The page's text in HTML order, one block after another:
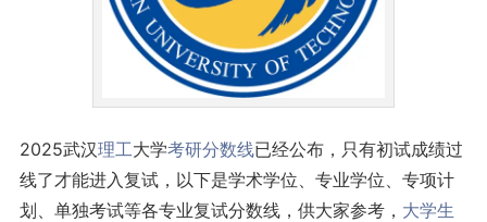
2025武汉理工大学考研分数线已经公布，只有初试成绩过
线了才能进入复试，以下是学术学位、专业学位、专项计
划、单独考试等各专业复试分数线，供大家参考， 大学生